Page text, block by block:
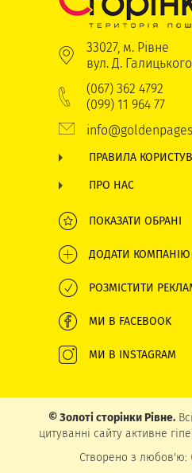
33027, м. Рівне
вул. Д.
(067) 362 4792
(099) 11 964 77
ПРАВИЛА
ПРО НАС
ПОКАЗАТИ ОБРАНІ
ДОДАТИ
РОЗМІСТИТИ
МИ В FACEBOOK
МИ В INSTAGRAM
© Золоті сторінки Рівне.
цитуванні сайту активне
Створено з любов'ю: